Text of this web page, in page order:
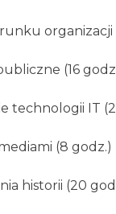
organizacji
(16
IT
(8 godz.)
historii (20